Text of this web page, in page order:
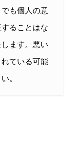
も個人の意
ることはな
ます。悪い
ている可能
。